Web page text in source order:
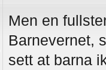
Men en
Barnevernet,
sett at barna